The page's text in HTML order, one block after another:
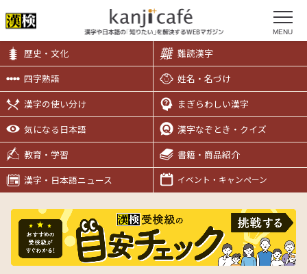
MENU
歴史・文化 難読漢字
四字熟語 姓名・名づけ
漢字の使い分け まぎらわしい漢字
気になる日本語 漢字なぞとき・クイズ
教育・学習 書籍・商品紹介
漢字・日本語ニュース イベント・キャンペーン